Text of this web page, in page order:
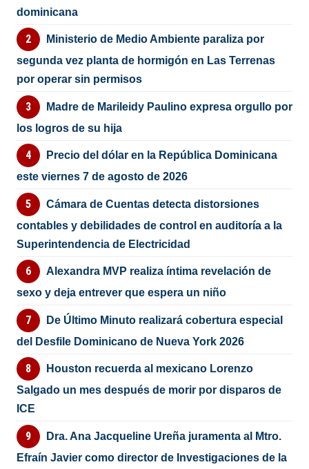
dominicana
Ministerio de Medio Ambiente paraliza por
segunda vez planta de hormigón en Las Terrenas
por operar sin permisos
Madre de Marileidy Paulino expresa orgullo por
los logros de su hija
Precio del dólar en la República Dominicana
este viernes 7 de agosto de 2026
Cámara de Cuentas detecta distorsiones
contables y debilidades de control en auditoría a la
Superintendencia de Electricidad
Alexandra MVP realiza íntima revelación de
sexo y deja entrever que espera un niño
De Último Minuto realizará cobertura especial
del Desfile Dominicano de Nueva York 2026
Houston recuerda al mexicano Lorenzo
Salgado un mes después de morir por disparos de
ICE
Dra. Ana Jacqueline Ureña juramenta al Mtro.
Efraín Javier como director de Investigaciones de la